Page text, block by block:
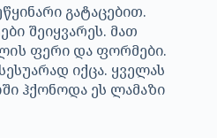
გატაცებით.
შეიყვარეს. მათ
ფერი და ფორმები.
იქცა. ყველას
ჰქონოდა ეს ლამაზი